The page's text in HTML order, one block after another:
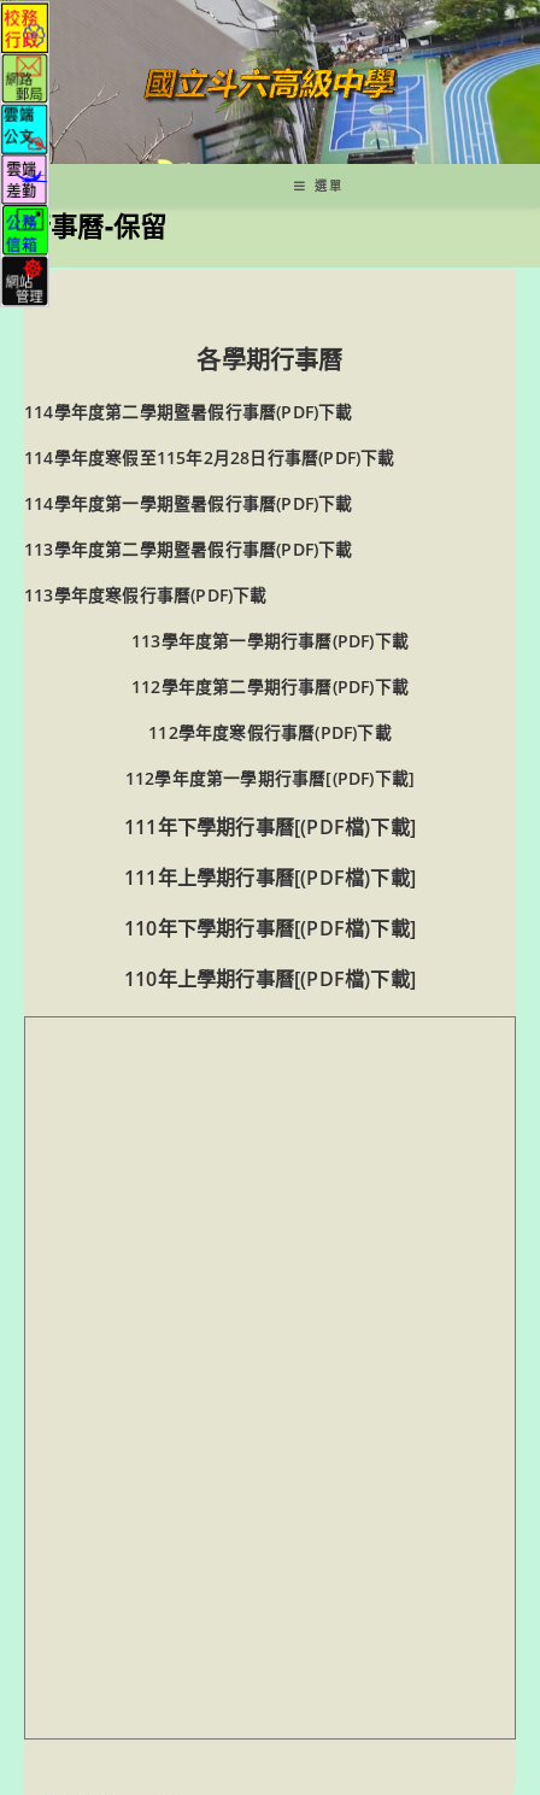
跳
轉
至
主
要
內
容
選單
行事曆-保留
各學期行事曆
114學年度第二學期暨暑假行事曆(PDF)下載
114學年度寒假至115年2月28日行事曆(PDF)下載
114學年度第一學期暨暑假行事曆(PDF)下載
113學年度第二學期暨暑假行事曆(PDF)下載
113學年度寒假行事曆(PDF)下載
113學年度第一學期行事曆(PDF)下載
112學年度第二學期行事曆(PDF)下載
112學年度寒假行事曆(PDF)下載
112學年度第一學期行事曆[(PDF)下載]
111年下學期行事曆[(PDF檔)下載]
111年上學期行事曆[(PDF檔)下載]
110年下學期行事曆[(PDF檔)下載]
110年上學期行事曆[(PDF檔)下載]